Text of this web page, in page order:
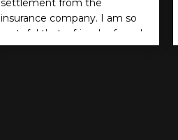
settlement from the
insurance company. I am so
grateful that a friend referred
him. If you think you should